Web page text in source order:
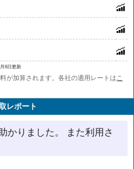
6日更新
が加算されます。各社の適用レートは こ
レポート
かりました。 また利用さ